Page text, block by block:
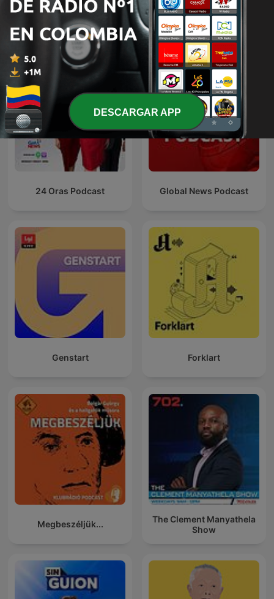
Más podcasts internacionales de Noticias
24 Oras Podcast Global News Podcast
Genstart Forklart
Megbeszéljük...
The Clement Manyathela
Show
DESCARGAR APP